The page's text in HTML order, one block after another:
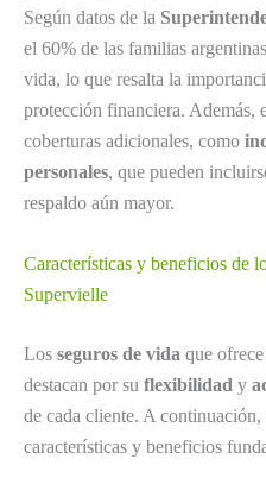
Según datos de la
el 60% de las familias
vida, lo que resalta la
protección financiera. Además,
coberturas adicionales, como
personales, que pueden
respaldo aún mayor.
Características y beneficios de
Supervielle
Los seguros de vida que
destacan por su flexibilidad y
de cada cliente. A continuación,
características y beneficios